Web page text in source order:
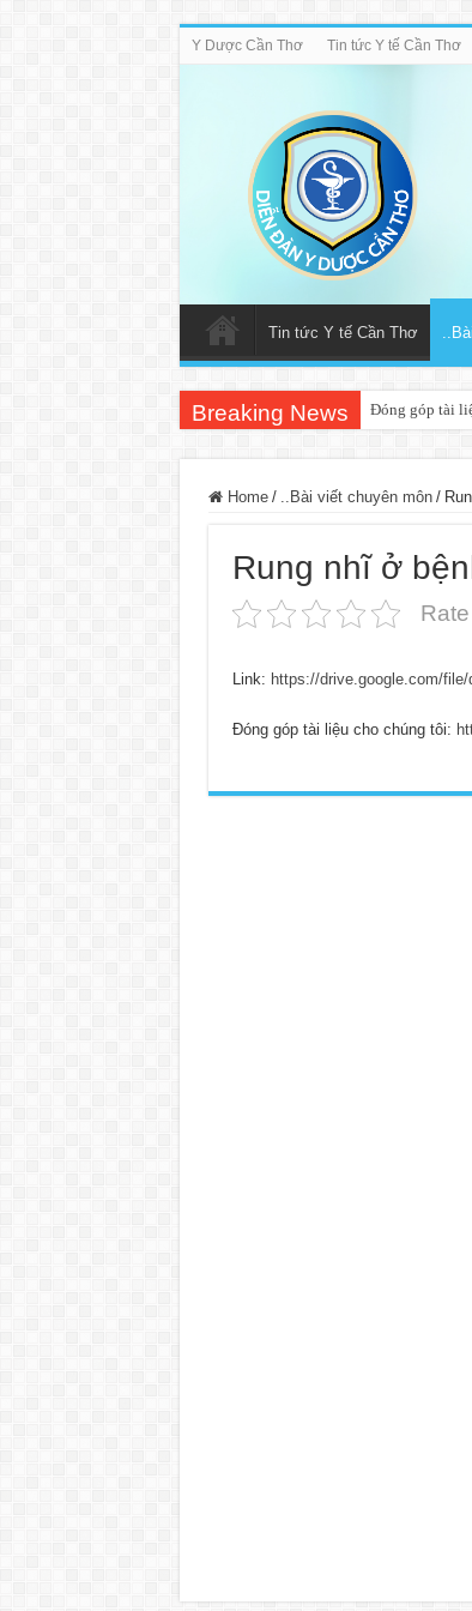
Y Dược Cần Thơ Tin tức Y tế Cần Thơ
Tin tức Y tế Cần Thơ
Breaking News Đóng góp tài
Home / ..Bài viết chuyên môn /
Rung nhĩ ở
Link: https://drive.google.com/
Đóng góp tài liệu cho chúng tôi: